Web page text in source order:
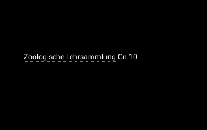
Zoologische Lehrsammlung Cn 10